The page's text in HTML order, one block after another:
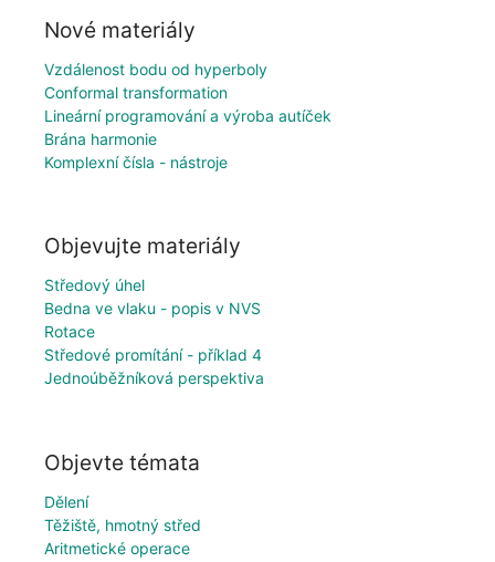
Nové materiály
Vzdálenost bodu od hyperboly
Conformal transformation
Lineární programování a výroba autíček
Brána harmonie
Komplexní čísla - nástroje
Objevujte materiály
Středový úhel
Bedna ve vlaku - popis v NVS
Rotace
Středové promítání - příklad 4
Jednoúběžníková perspektiva
Objevte témata
Dělení
Těžiště, hmotný střed
Aritmetické operace